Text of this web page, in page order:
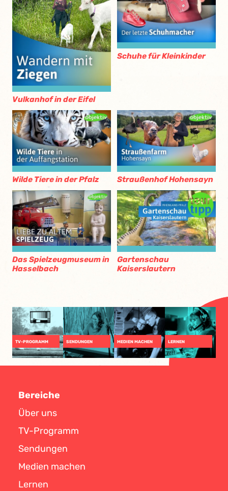
Vulkanhof in der Eifel
Schuhe für Kleinkinder
Wilde Tiere in der Pfalz Straußenhof Hohensayn
Das Spielzeugmuseum in
Hasselbach
Gartenschau
Kaiserslautern
TV-PROGRAMM SENDUNGEN MEDIEN MACHEN LERNEN
Bereiche
Über uns
TV-Programm
Sendungen
Medien machen
Lernen